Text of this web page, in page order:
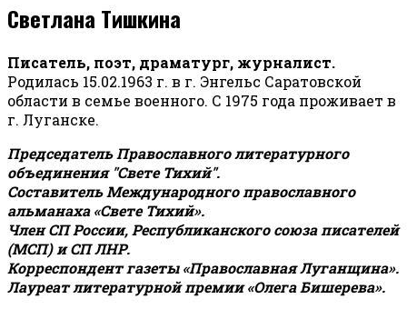
Светлана Тишкина
Писатель, поэт, драматург, журналист.
Родилась 15.02.1963 г. в г. Энгельс Саратовской
области в семье военного. С 1975 года проживает в
г. Луганске.
Председатель Православного литературного
объединения "Свете Тихий".
Составитель Международного православного
альманаха «Свете Тихий».
Член СП России, Республиканского союза писателей
(МСП) и СП ЛНР.
Корреспондент газеты «Православная Луганщина».
Лауреат литературной премии «Олега Бишерева».